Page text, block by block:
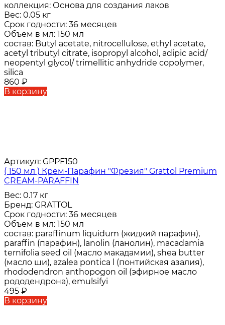
коллекция: Основа для создания лаков
Вес: 0.05 кг
Срок годности: 36 месяцев
Объем в мл: 150 мл
состав: Butyl acetate, nitrocellulose, ethyl acetate,
acetyl tributyl citrate, isopropyl alcohol, adipic acid/
neopentyl glycol/ trimellitic anhydride copolymer,
silica
860 ₽
В корзину
Артикул: GPPF150
( 150 мл ) Крем-Парафин "Фрезия" Grattol Premium
CREAM-PARAFFIN
Вес: 0.17 кг
Бренд: GRATTOL
Срок годности: 36 месяцев
Объем в мл: 150 мл
состав: paraffinum liquidum (жидкий парафин),
paraffin (парафин), lanolin (ланолин), macadamia
ternifolia seed oil (масло макадамии), shea butter
(масло ши), azalea pontica l (понтийская азалия),
rhododendron anthopogon oil (эфирное масло
рододендрона), emulsifyi
495 ₽
В корзину